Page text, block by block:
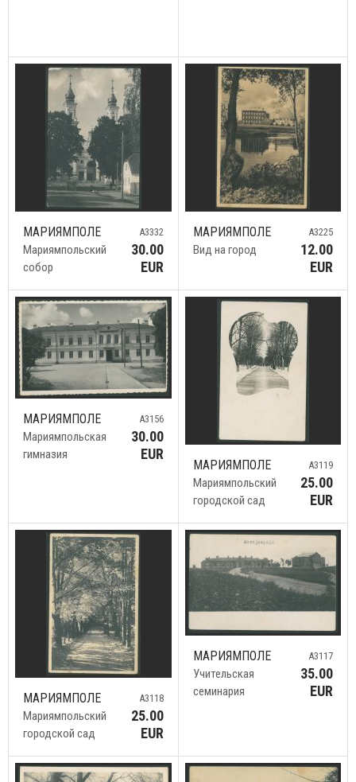
МАРИЯМПОЛЕ
Мариямпольский
собор
A3332
30.00
EUR
МАРИЯМПОЛЕ
Вид на город
A3225
12.00
EUR
МАРИЯМПОЛЕ
Мариямпольская
гимназия
A3156
30.00
EUR
МАРИЯМПОЛЕ
Мариямпольский
городской сад
A3119
25.00
EUR
МАРИЯМПОЛЕ
Мариямпольский
городской сад
A3118
25.00
EUR
МАРИЯМПОЛЕ
Учительская
семинария
A3117
35.00
EUR